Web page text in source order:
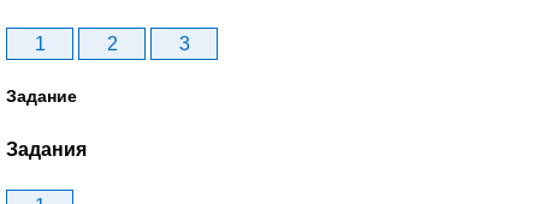
1 2 3
Задание
Задания